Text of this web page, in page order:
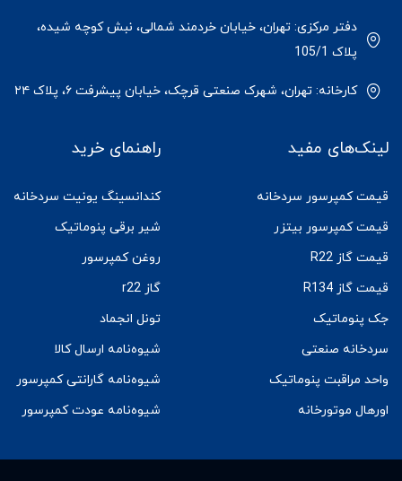
دفتر مرکزی: تهران، خیابان خردمند شمالی، نبش کوچه شیده،
پلاک 105/1
کارخانه: تهران، شهرک صنعتی قرچک، خیابان پیشرفت ۶، پلاک ۲۴
لینک‌های مفید
قیمت کمپرسور سردخانه
قیمت کمپرسور بیتزر
قیمت گاز R22
قیمت گاز R134
جک پنوماتیک
سردخانه صنعتی
واحد مراقبت پنوماتیک
اورهال موتورخانه
راهنمای خرید
کندانسینگ یونیت سردخانه
شیر برقی پنوماتیک
روغن کمپرسور
گاز r22
تونل انجماد
شیوه‌نامه ارسال کالا
شیوه‌نامه گارانتی کمپرسور
شیوه‌نامه عودت کمپرسور